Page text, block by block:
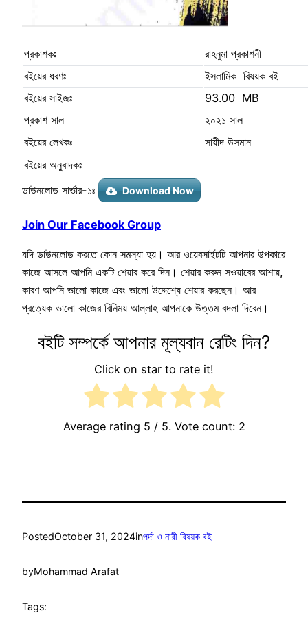
প্রকাশকঃ
রাহনুমা প্রকাশনী
বইয়ের ধরণঃ
ইসলামিক বিষয়ক বই
বইয়ের সাইজঃ
93.00 MB
প্রকাশ সাল
২০২১ সাল
বইয়ের লেখকঃ
সায়ীদ উসমান
বইয়ের অনুবাদকঃ
ডাউনলোড সার্ভার-১ঃ
Download Now
Join Our Facebook Group
যদি ডাউনলোড করতে কোন সমস্যা হয়। আর ওয়েবসাইটটি আপনার উপকারে
কাজে আসলে আপনি একটি শেয়ার করে দিন। শেয়ার করুন সওয়াবের আশায়,
কারণ আপনি ভালো কাজে এবং ভালো উদ্দেশ্যে শেয়ার করছেন। আর
প্রত্যেক ভালো কাজের বিনিময় আল্লাহ আপনাকে উত্তম বদলা দিবেন।
বইটি সম্পর্কে আপনার মূল্যবান রেটিং দিন?
Click on star to rate it!
Average rating 5 / 5. Vote count: 2
PostedOctober 31, 2024inপর্দা ও নারী বিষয়ক বই
byMohammad Arafat
Tags: